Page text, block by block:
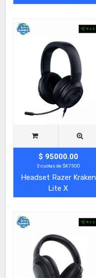
$ 95000.00
3 cuotas de $47500
Headset Razer Kraken
Lite X